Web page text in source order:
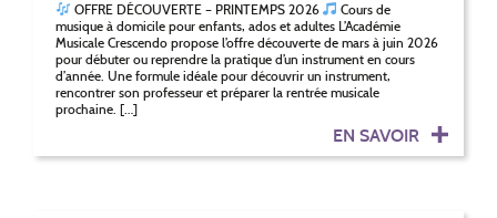
OFFRE DÉCOUVERTE – PRINTEMPS 2026
Cours de
musique à domicile pour enfants, ados et adultes L’Académie
Musicale Crescendo propose l’offre découverte de mars à juin 2026
pour débuter ou reprendre la pratique d’un instrument en cours
d’année. Une formule idéale pour découvrir un instrument,
rencontrer son professeur et préparer la rentrée musicale
prochaine. […]
EN SAVOIR